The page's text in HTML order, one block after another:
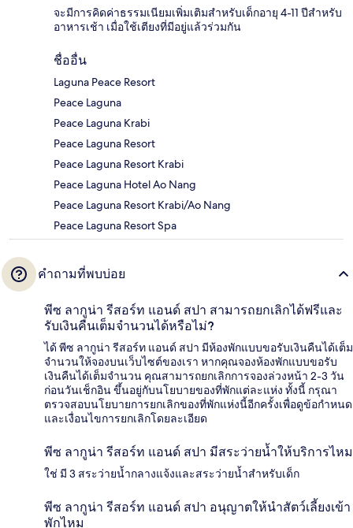
จะมีการคิดค่าธรรมเนียมเพิ่มเติมสำหรับเด็กอายุ 4-11 ปีสำหรับ
อาหารเช้า เมื่อใช้เตียงที่มีอยู่แล้วร่วมกัน
ชื่ออื่น
Laguna Peace Resort
Peace Laguna
Peace Laguna Krabi
Peace Laguna Resort
Peace Laguna Resort Krabi
Peace Laguna Hotel Ao Nang
Peace Laguna Resort Krabi/Ao Nang
Peace Laguna Resort Spa
คำถามที่พบบ่อย
พีซ ลากูน่า รีสอร์ท แอนด์ สปา สามารถยกเลิกได้ฟรีและ
รับเงินคืนเต็มจำนวนได้หรือไม่?
ได้ พีซ ลากูน่า รีสอร์ท แอนด์ สปา มีห้องพักแบบขอรับเงินคืนได้เต็ม
จำนวนให้จองบนเว็บไซต์ของเรา หากคุณจองห้องพักแบบขอรับ
เงินคืนได้เต็มจำนวน คุณสามารถยกเลิกการจองล่วงหน้า 2-3 วัน
ก่อนวันเช็กอิน ขึ้นอยู่กับนโยบายของที่พักแต่ละแห่ง ทั้งนี้ กรุณา
ตรวจสอบนโยบายการยกเลิกของที่พักแห่งนี้อีกครั้งเพื่อดูข้อกำหนด
และเงื่อนไขการยกเลิกโดยละเอียด
พีซ ลากูน่า รีสอร์ท แอนด์ สปา มีสระว่ายน้ำให้บริการไหม
ใช่ มี 3 สระว่ายน้ำกลางแจ้งและสระว่ายน้ำสำหรับเด็ก
พีซ ลากูน่า รีสอร์ท แอนด์ สปา อนุญาตให้นำสัตว์เลี้ยงเข้า
พักไหม